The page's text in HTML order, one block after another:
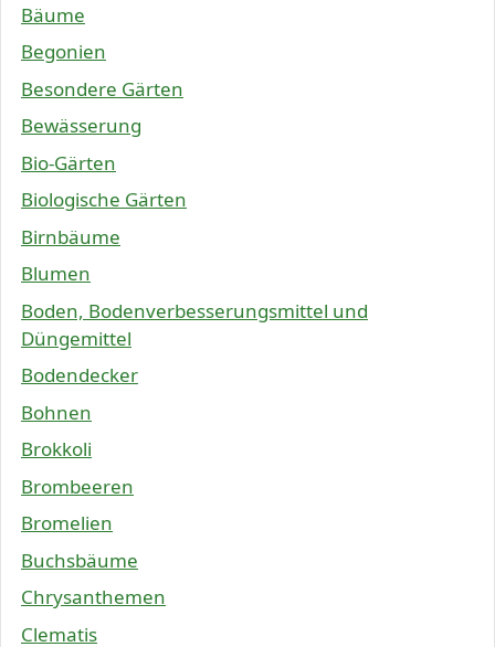
Bäume
Begonien
Besondere Gärten
Bewässerung
Bio-Gärten
Biologische Gärten
Birnbäume
Blumen
Boden, Bodenverbesserungsmittel und
Düngemittel
Bodendecker
Bohnen
Brokkoli
Brombeeren
Bromelien
Buchsbäume
Chrysanthemen
Clematis